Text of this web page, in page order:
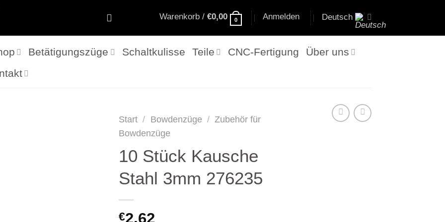
Warenkorb /€0,00 0 Anmelden Deutsch
Betätigungszüge Schaltkulisse Teile CNC-Fertigung
Über uns
Start / Bowdenzüge / Zubehör für
Bowdenzüge
10 Stück Kausche
Stahl 3mm 276235
€2,62